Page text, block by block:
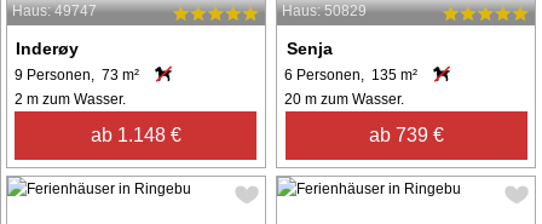
Haus: 49747
Inderøy
9 Personen, 73 m²
2 m zum Wasser.
ab 1.148 €
Haus: 50829
Senja
6 Personen, 135 m²
20 m zum Wasser.
ab 739 €